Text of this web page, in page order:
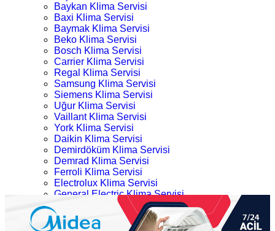
Baykan Klima Servisi
Baxi Klima Servisi
Baymak Klima Servisi
Beko Klima Servisi
Bosch Klima Servisi
Carrier Klima Servisi
Regal Klima Servisi
Samsung Klima Servisi
Siemens Klima Servisi
Uğur Klima Servisi
Vaillant Klima Servisi
York Klima Servisi
Daikin Klima Servisi
Demirdöküm Klima Servisi
Demrad Klima Servisi
Ferroli Klima Servisi
Electrolux Klima Servisi
General Electric Klima Servisi
LG Klima Servisi
Midea Klima Servisi
Mitsubishi Klima Servisi
Beyoğlu Midea Klima Servisi